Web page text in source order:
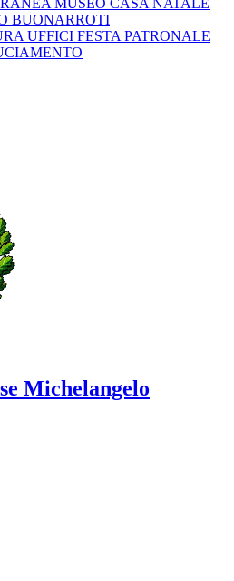
MUSEO CASA NATALE
BUONARROTI
UFFICI FESTA PATRONALE
Michelangelo